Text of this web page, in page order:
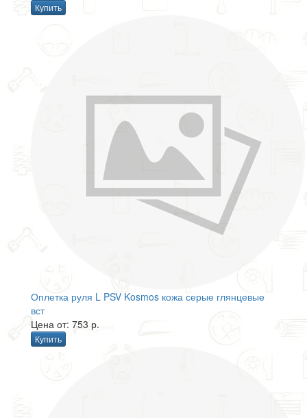
Купить
Оплетка руля L PSV Kosmos кожа серые глянцевые
вст
Цена от: 753 р.
Купить